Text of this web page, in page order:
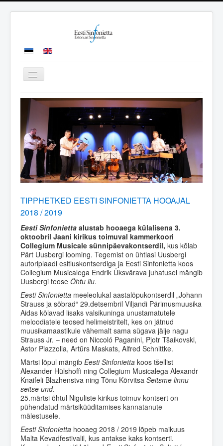
Toggle
ESILEHT
ORKESTER
KONTSERDID
MEEDIA
KONTAKT
TIPPHETKED EESTI SINFONIETTA HOOAJAL
2018 / 2019
Eesti Sinfonietta alustab hooaega külalisena 3.
oktoobril Jaani kirikus toimuval kammerkoori
Collegium Musicale sünnipäevakontserdil, kus kõlab
Pärt Uusbergi looming. Tegemist on ühtlasi Uusbergi
autoriplaadi esitluskontserdiga ja Eesti Sinfonietta koos
Collegium Musicalega Endrik Üksvärava juhatusel mängib
Uusbergi teose Õhtu ilu.
Eesti Sinfonietta meeleolukal aastalõpukontserdil „Johann
Strauss ja sõbrad“ 29.detsembril Viljandi Pärimusmuusika
Aidas kõlavad lisaks valsikuninga unustamatutele
meloodiatele teosed helimeistritelt, kes on jätnud
muusikamaastikule vähemalt sama sügava jälje nagu
Strauss Jr. – need on Niccoló Paganini, Pjotr Tšaikovski,
Astor Piazzolla, Artūrs Maskats, Alfred Schnittke.
Märtsi lõpul mängib Eesti Sinfonietta koos tšellist
Alexander Hülshoffi ning Collegium Musicalega Alexandr
Knaifeli Blazhenstva ning Tõnu Kõrvitsa Seitsme linnu
seitse und.
25.märtsi õhtul Niguliste kirikus toimuv kontsert on
pühendatud märtsiküüditamises kannatanute
mälestusele.
Eesti Sinfonietta hooaeg 2018 / 2019 lõpeb maikuus
Malta Kevadfestivalil, kus antakse kaks kontserti.